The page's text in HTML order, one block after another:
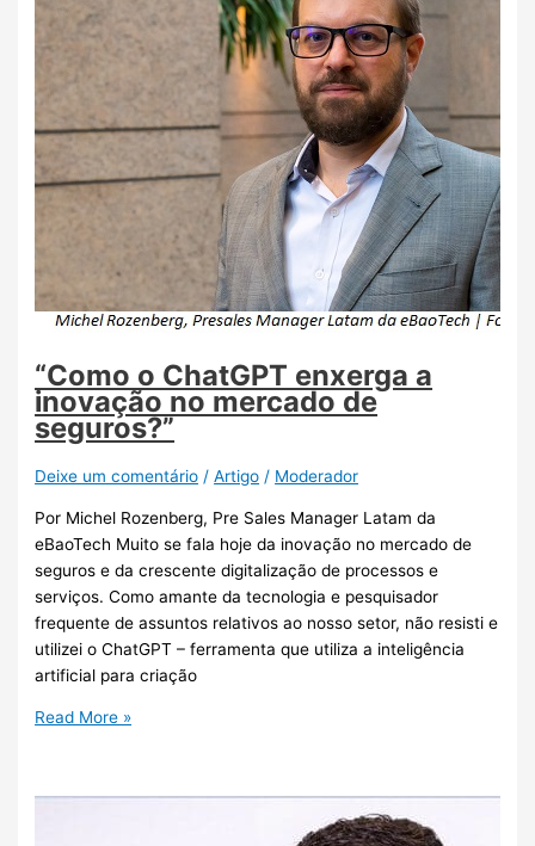
“Como o ChatGPT enxerga a
inovação no mercado de
seguros?”
Deixe um comentário /Artigo / Moderador
Por Michel Rozenberg, Pre Sales Manager Latam da
eBaoTech Muito se fala hoje da inovação no mercado de
seguros e da crescente digitalização de processos e
serviços. Como amante da tecnologia e pesquisador
frequente de assuntos relativos ao nosso setor, não resisti e
utilizei o ChatGPT – ferramenta que utiliza a inteligência
artificial para criação
Read More »